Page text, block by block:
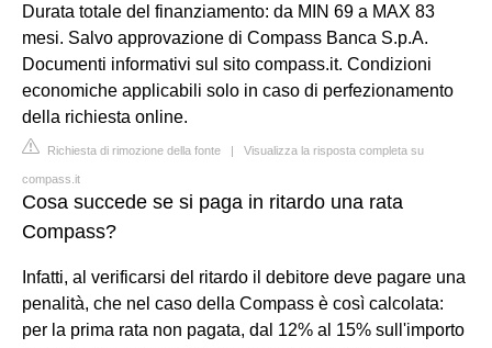
Durata totale del finanziamento: da MIN 69 a MAX 83
mesi. Salvo approvazione di Compass Banca S.p.A.
Documenti informativi sul sito compass.it. Condizioni
economiche applicabili solo in caso di perfezionamento
della richiesta online.
Richiesta di rimozione della fonte | Visualizza la risposta completa su
compass.it
Cosa succede se si paga in ritardo una rata
Compass?
Infatti, al verificarsi del ritardo il debitore deve pagare una
penalità, che nel caso della Compass è così calcolata:
per la prima rata non pagata, dal 12% al 15% sull'importo